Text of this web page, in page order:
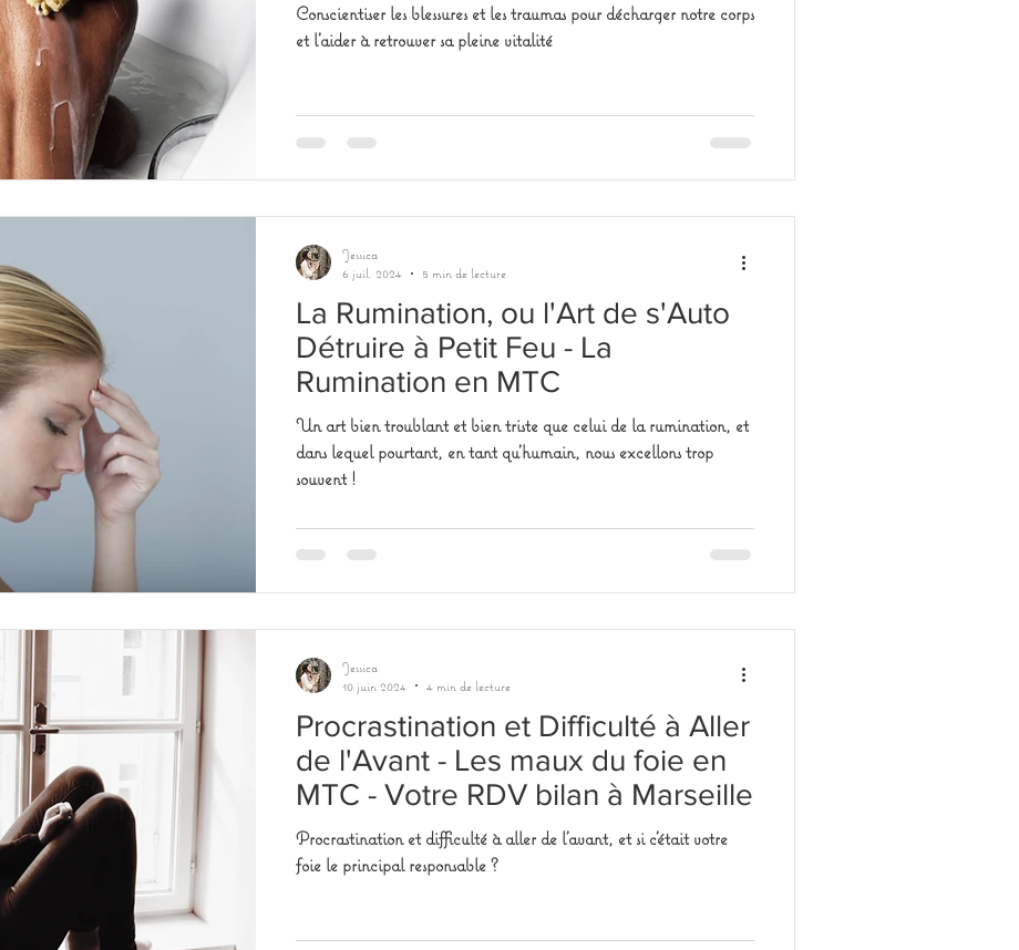
Conscientiser les blessures et les traumas pour décharger notre corps
et l'aider à retrouver sa pleine vitalité
La Rumination, ou l'Art de s'Auto
Détruire à Petit Feu - La
Rumination en MTC
Un art bien troublant et bien triste que celui de la rumination, et
dans lequel pourtant, en tant qu'humain, nous excellons trop
souvent !
Jessica
6 juil. 2024
5 min de lecture
Procrastination et Difficulté à Aller
de l'Avant - Les maux du foie en
MTC - Votre RDV bilan à Marseille
Procrastination et difficulté à aller de l'avant, et si c'était votre
foie le principal responsable ?
Jessica
10 juin 2024
4 min de lecture